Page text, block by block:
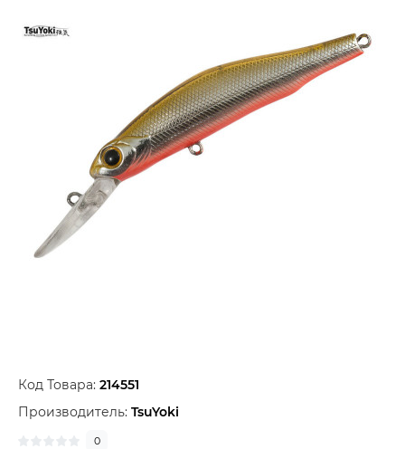
Код Товара: 214551
Производитель: TsuYoki
0